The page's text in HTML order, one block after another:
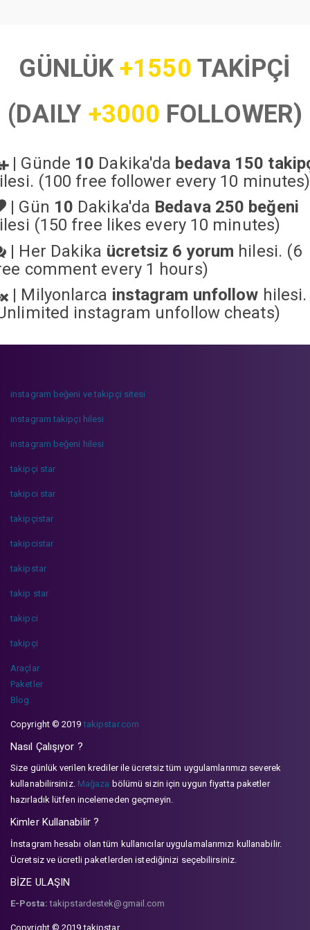
GÜNLÜK+1550 TAKİPÇİ
(DAILY +3000 FOLLOWER)
| Günde 10 Dakika'da bedava 150
(100 free follower every 10 minutes)
| Gün 10 Dakika'da Bedava 250 beğeni
(150 free likes every 10 minutes)
| Her Dakika ücretsiz 6 yorum hilesi. (6
comment every 1 hours)
| Milyonlarca instagram unfollow hilesi.
instagram unfollow cheats)
instagram beğeni ve takipçi sitesi
instagram takipçi hilesi
instagram beğeni hilesi
takipçi star
takipci star
takipçistar
takipcistar
takipstar
takip star
takipci
takipçi
Araçlar
Paketler
Blog
Copyright © 2019takipstar.com
Nasıl Çalışıyor ?
Size günlük verilen krediler ile ücretsiz tüm uygulamlarımızı severek
kullanabilirsiniz. Mağaza bölümü sizin için uygun fiyatta paketler
hazırladık lütfen incelemeden geçmeyin.
Kimler Kullanabilir ?
İnstagram hesabı olan tüm kullanıcılar uygulamalarımızı kullanabilir.
Ücretsiz ve ücretli paketlerden istediğinizi seçebilirsiniz.
BİZE ULAŞIN
E-Posta: takipstardestek@gmail.com
Copyright © 2019 takipstar.